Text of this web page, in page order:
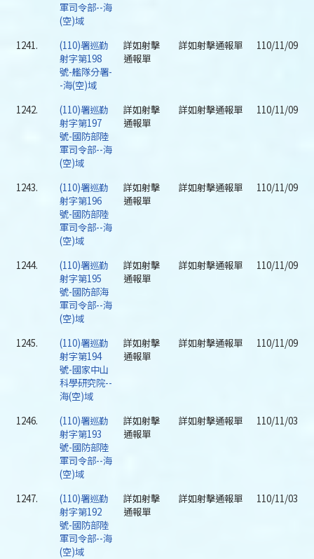
軍司令部--海
(空)域
1241.
(110)署巡勤
射字第198
號-艦隊分署-
-海(空)域
詳如射擊
通報單
詳如射擊通報單 110/11/09
1242.
(110)署巡勤
射字第197
號-國防部陸
軍司令部--海
(空)域
詳如射擊
通報單
詳如射擊通報單 110/11/09
1243.
(110)署巡勤
射字第196
號-國防部陸
軍司令部--海
(空)域
詳如射擊
通報單
詳如射擊通報單 110/11/09
1244.
(110)署巡勤
射字第195
號-國防部海
軍司令部--海
(空)域
詳如射擊
通報單
詳如射擊通報單 110/11/09
1245.
(110)署巡勤
射字第194
號-國家中山
科學研究院--
海(空)域
詳如射擊
通報單
詳如射擊通報單 110/11/09
1246.
(110)署巡勤
射字第193
號-國防部陸
軍司令部--海
(空)域
詳如射擊
通報單
詳如射擊通報單 110/11/03
1247.
(110)署巡勤
射字第192
號-國防部陸
軍司令部--海
(空)域
詳如射擊
通報單
詳如射擊通報單 110/11/03